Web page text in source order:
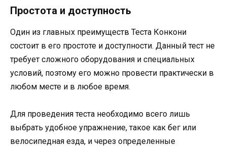
Простота и доступность
Один из главных преимуществ Теста Конкони
состоит в его простоте и доступности. Данный тест не
требует сложного оборудования и специальных
условий, поэтому его можно провести практически в
любом месте и в любое время.
Для проведения теста необходимо всего лишь
выбрать удобное упражнение, такое как бег или
велосипедная езда, и через определенные